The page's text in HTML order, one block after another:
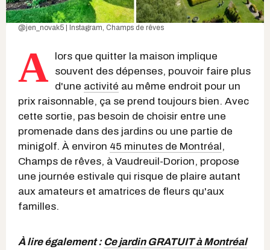
@jen_novak5 | Instagram Champs de rêves
A
lors que quitter la maison implique
souvent des dépenses, pouvoir faire plus
d'une activité au même endroit pour un
prix raisonnable, ça se prend toujours bien. Avec
cette sortie, pas besoin de choisir entre une
promenade dans des jardins ou une partie de
minigolf. À environ 45 minutes de Montréal,
Champs de rêves, à Vaudreuil-Dorion, propose
une journée estivale qui risque de plaire autant
aux amateurs et amatrices de fleurs qu'aux
familles.
À lire également : Ce jardin GRATUIT à Montréal